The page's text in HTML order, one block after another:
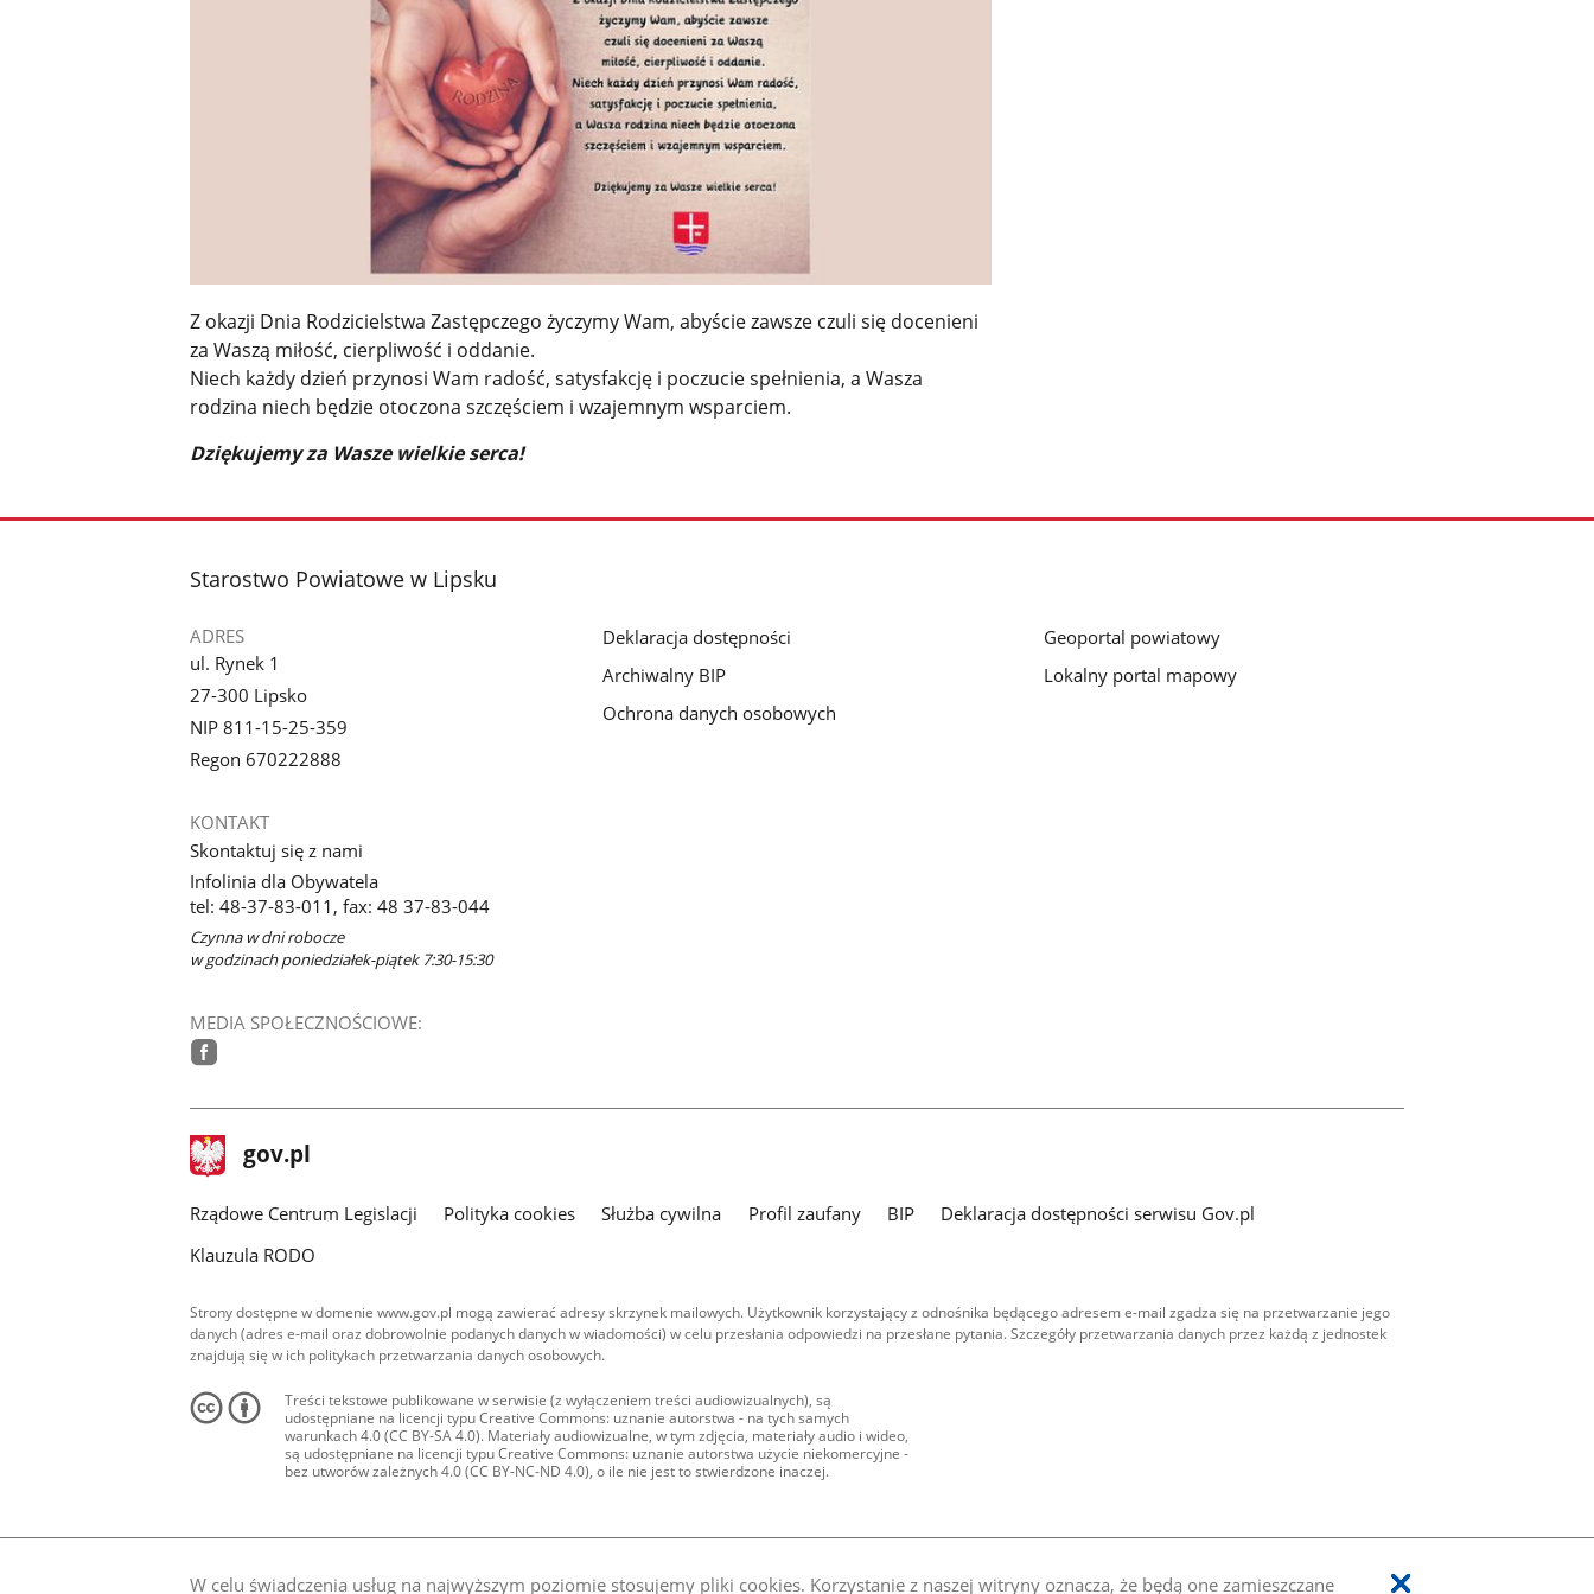
W celu świadczenia usług na najwyższym poziomie stosujemy pliki cookies. Korzystanie z naszej witryny oznacza, że będą one zamieszczane
Z okazji Dnia Rodzicielstwa Zastępczego życzymy Wam, abyście zawsze czuli się docenieni
za Waszą miłość, cierpliwość i oddanie.
Niech każdy dzień przynosi Wam radość, satysfakcję i poczucie spełnienia, a Wasza
rodzina niech będzie otoczona szczęściem i wzajemnym wsparciem.
Dziękujemy za Wasze wielkie serca!
stopka
Starostwo Powiatowe w Lipsku
ADRES
ul. Rynek 1
27-300 Lipsko
NIP 811-15-25-359
Regon 670222888
KONTAKT
Skontaktuj się z nami
Infolinia dla Obywatela
tel: 48-37-83-011, fax: 48 37-83-044
Czynna w dni robocze
w godzinach poniedziałek-piątek 7:30-15:30
MEDIA SPOŁECZNOŚCIOWE:
Deklaracja dostępności
Archiwalny BIP
Ochrona danych osobowych
Geoportal powiatowy
Lokalny portal mapowy
stopka
gov.pl Strona
gov.pl
Rządowe Centrum Legislacji Polityka cookies Służba cywilna Profil zaufany BIP
Deklaracja dostępności serwisu Gov.pl
Klauzula RODO
Strony dostępne w domenie www.gov.pl mogą zawierać adresy skrzynek mailowych. Użytkownik korzystający z odnośnika będącego adresem e-mail zgadza się na przetwarzanie jego
danych (adres e-mail oraz dobrowolnie podanych danych w wiadomości) w celu przesłania odpowiedzi na przesłane pytania. Szczegóły przetwarzania danych przez każdą z jednostek
znajdują się w ich politykach przetwarzania danych osobowych.
Treści tekstowe publikowane w serwisie (z wyłączeniem treści audiowizualnych), są
udostępniane na licencji typu Creative Commons: uznanie autorstwa - na tych samych
warunkach 4.0 (CC BY-SA 4.0). Materiały audiowizualne, w tym zdjęcia, materiały audio i wideo,
są udostępniane na licencji typu Creative Commons: uznanie autorstwa użycie niekomercyjne -
bez utworów zależnych 4.0 (CC BY-NC-ND 4.0), o ile nie jest to stwierdzone inaczej.